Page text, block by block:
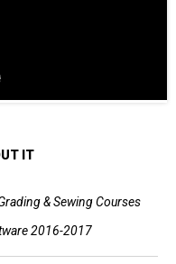
IT
& Sewing Courses
2016-2017